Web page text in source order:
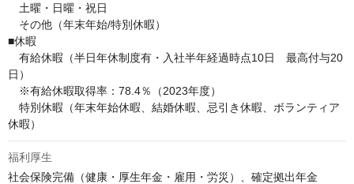
土曜・日曜・祝日
その他（年末年始/特別休暇）
■休暇
有給休暇（半日年休制度有・入社半年経過時点10日　最高付与20
日）
※有給休暇取得率：78.4％（2023年度）
特別休暇（年末年始休暇、結婚休暇、忌引き休暇、ボランティア
休暇）
福利厚生
社会保険完備（健康・厚生年金・雇用・労災）、確定拠出年金